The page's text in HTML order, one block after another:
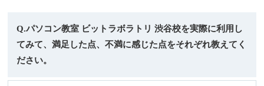
Q.パソコン教室 ビットラボラトリ 渋谷校を実際に利用し
てみて、満足した点、不満に感じた点をそれぞれ教えてく
ださい。